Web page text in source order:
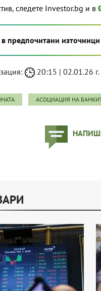
следете Investor.bg и в
предпочитани
20:15 | 02.01.26 г.
АСОЦИАЦИЯ НА